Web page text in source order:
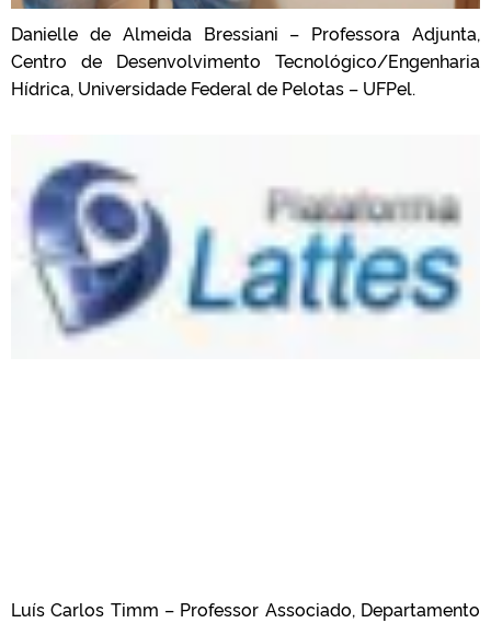
Danielle de Almeida Bressiani – Professora Adjunta,
Centro de Desenvolvimento Tecnológico/Engenharia
Hídrica, Universidade Federal de Pelotas – UFPel.
LuísCarlos Timm – Professor Associado, Departamento